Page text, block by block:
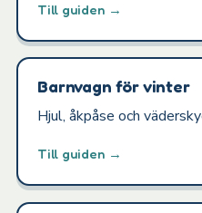
Till guiden →
Barnvagn för vinter
Hjul, åkpåse och
Till guiden →